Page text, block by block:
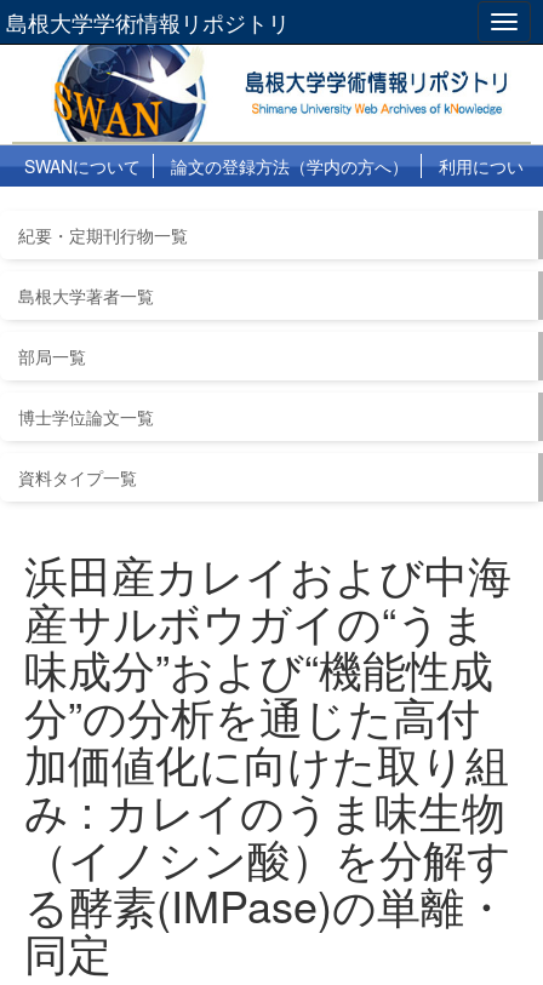
島根大学学術情報リポジトリ
SWANについて 論文の登録方法（学内の方へ）
利用につい
紀要・定期刊行物一覧
島根大学著者一覧
部局一覧
博士学位論文一覧
資料タイプ一覧
浜田産カレイおよび中海
産サルボウガイの“うま
味成分”および“機能性成
分”の分析を通じた高付
加価値化に向けた取り組
み : カレイのうま味生物
（イノシン酸）を分解す
る酵素(IMPase)の単離・
同定